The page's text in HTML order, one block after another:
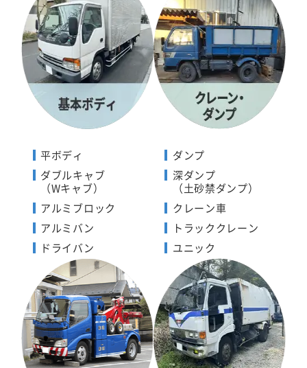
平ボディ
ダブルキャブ
（Wキャブ）
アルミブロック
アルミバン
ドライバン
ダンプ
深ダンプ
（土砂禁ダンプ）
クレーン車
トラッククレーン
ユニック